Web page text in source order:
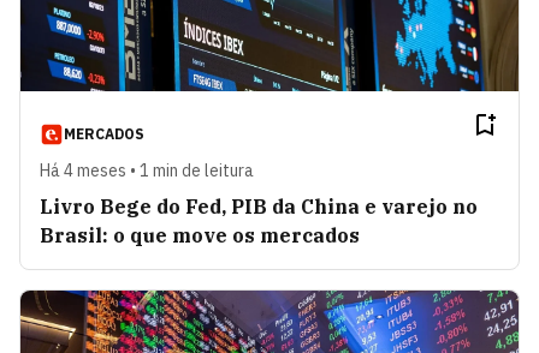
MERCADOS
Há 4 meses • 1 min de leitura
Livro Bege do Fed, PIB da China e varejo no
Brasil: o que move os mercados